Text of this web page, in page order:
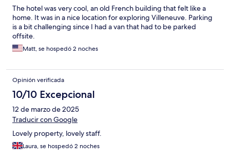
The hotel was very cool, an old French building that felt like a
home. It was in a nice location for exploring Villeneuve. Parking
is a bit challenging since I had a van that had to be parked
offsite.
Matt, se hospedó 2 noches
Opinión verificada
10/10 Excepcional
12 de marzo de 2025
Traducir con Google
Lovely property, lovely staff.
Laura, se hospedó 2 noches